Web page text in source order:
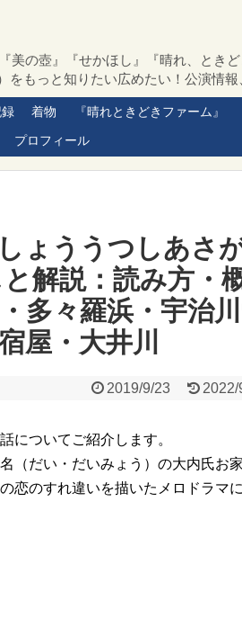
美の壺』『せかほし』『晴れ、とき
もっと知りたい広めたい！公演情
着物 『晴れときどきファーム』
プロフィール
ょううつしあさ
解説：読み方・
々羅浜・宇治川
屋・大井川
2019/9/23 2022/
についてご紹介します。
（だい・だいみょう）の大内氏お
恋のすれ違いを描いたメロドラマ